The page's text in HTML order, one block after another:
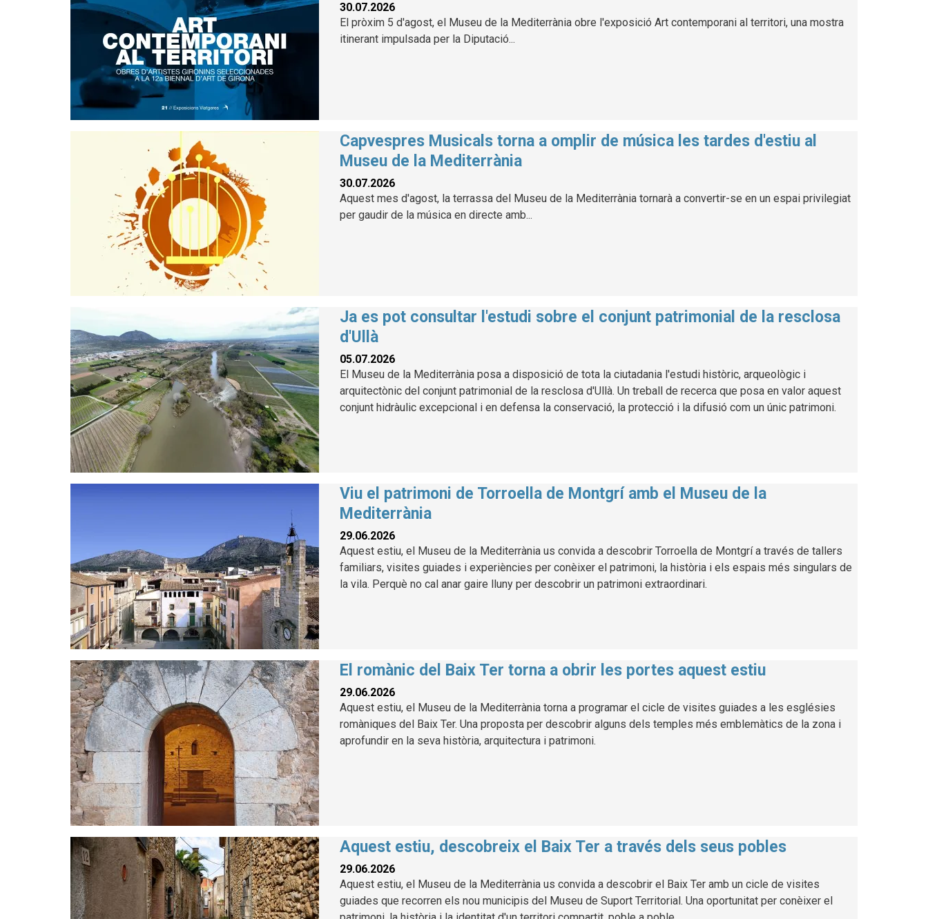
30.07.2026
El pròxim 5 d'agost, el Museu de la Mediterrània obre l'exposició Art contemporani al territori, una mostra
itinerant impulsada per la Diputació...
Capvespres Musicals torna a omplir de música les tardes d'estiu al
Museu de la Mediterrània
30.07.2026
Aquest mes d'agost, la terrassa del Museu de la Mediterrània tornarà a convertir-se en un espai privilegiat
per gaudir de la música en directe amb...
Ja es pot consultar l'estudi sobre el conjunt patrimonial de la resclosa
d'Ullà
05.07.2026
El Museu de la Mediterrània posa a disposició de tota la ciutadania l'estudi històric, arqueològic i
arquitectònic del conjunt patrimonial de la resclosa d'Ullà. Un treball de recerca que posa en valor aquest
conjunt hidràulic excepcional i en defensa la conservació, la protecció i la difusió com un únic patrimoni.
Viu el patrimoni de Torroella de Montgrí amb el Museu de la
Mediterrània
29.06.2026
Aquest estiu, el Museu de la Mediterrània us convida a descobrir Torroella de Montgrí a través de tallers
familiars, visites guiades i experiències per conèixer el patrimoni, la història i els espais més singulars de
la vila. Perquè no cal anar gaire lluny per descobrir un patrimoni extraordinari.
El romànic del Baix Ter torna a obrir les portes aquest estiu
29.06.2026
Aquest estiu, el Museu de la Mediterrània torna a programar el cicle de visites guiades a les esglésies
romàniques del Baix Ter. Una proposta per descobrir alguns dels temples més emblemàtics de la zona i
aprofundir en la seva història, arquitectura i patrimoni.
Aquest estiu, descobreix el Baix Ter a través dels seus pobles
29.06.2026
Aquest estiu, el Museu de la Mediterrània us convida a descobrir el Baix Ter amb un cicle de visites
guiades que recorren els nou municipis del Museu de Suport Territorial. Una oportunitat per conèixer el